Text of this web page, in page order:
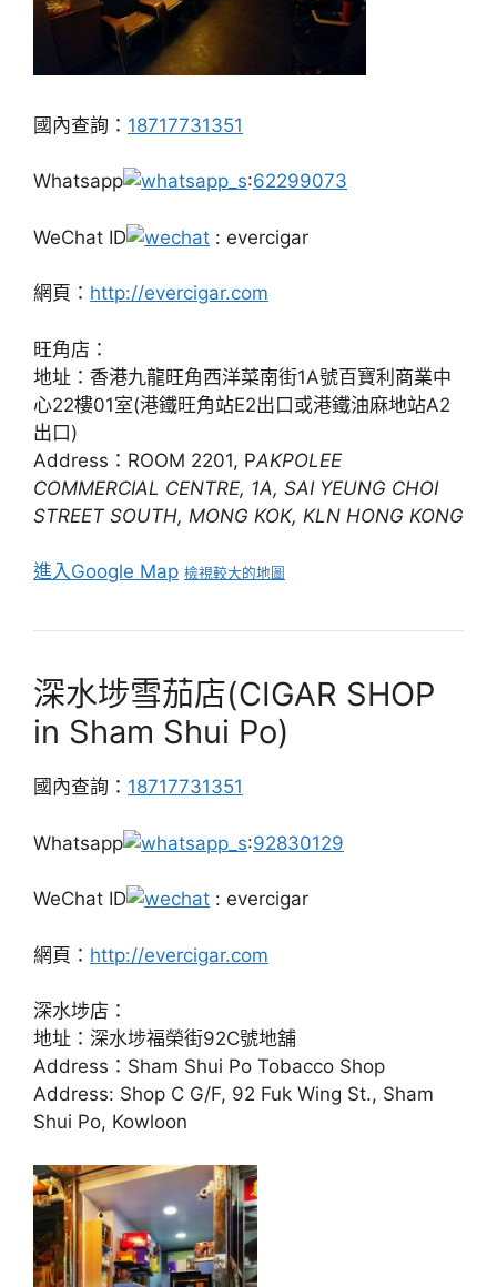
國內查詢： 18717731351
Whatsapp :62299073
WeChat ID : evercigar
網頁： http://evercigar.com
旺角店：
地址：香港九龍旺角西洋菜南街1A號百寶利商業中
心22樓01室(港鐵旺角站E2出口或港鐵油麻地站A2
出口)
Address：ROOM 2201, PAKPOLEE
COMMERCIAL CENTRE, 1A, SAI YEUNG CHOI
STREET SOUTH, MONG KOK, KLN HONG KONG
進入Google Map 檢視較大的地圖
深水埗雪茄店(CIGAR SHOP
in Sham Shui Po)
國內查詢： 18717731351
Whatsapp :92830129
WeChat ID : evercigar
網頁： http://evercigar.com
深水埗店：
地址：深水埗福榮街92C號地舖
Address：Sham Shui Po Tobacco Shop
Address: Shop C G/F, 92 Fuk Wing St., Sham
Shui Po, Kowloon